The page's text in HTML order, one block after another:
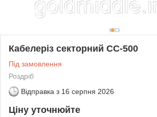
Кабелеріз секторний СС-500
Під замовлення
Роздріб
Відправка з 16 серпня 2026
Ціну уточнюйте